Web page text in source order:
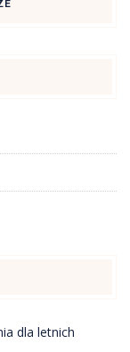
dla letnich